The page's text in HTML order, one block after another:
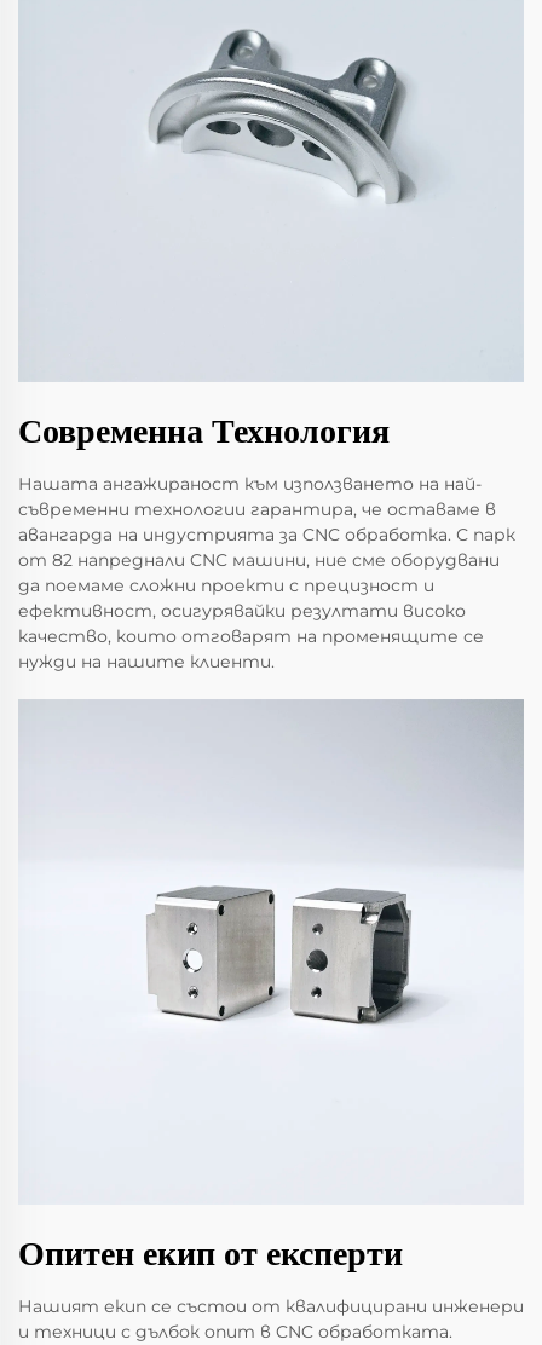
Современна Технология
Нашата ангажираност към използването на най-
съвременни технологии гарантира, че оставаме в
авангарда на индустрията за CNC обработка. С парк
от 82 напреднали CNC машини, ние сме оборудвани
да поемаме сложни проекти с прецизност и
ефективност, осигурявайки резултати високо
качество, които отговарят на променящите се
нужди на нашите клиенти.
Опитен екип от експерти
Нашият екип се състои от квалифицирани инженери
и техници с дълбок опит в CNC обработката.